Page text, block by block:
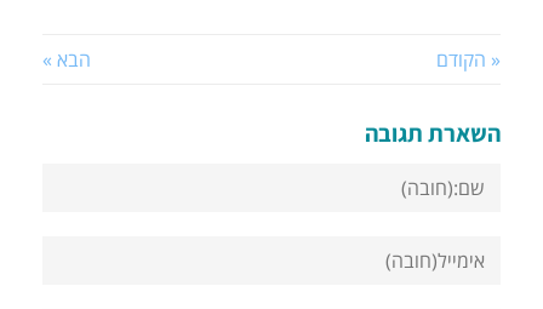
« הקודם הבא »
השארת תגובה